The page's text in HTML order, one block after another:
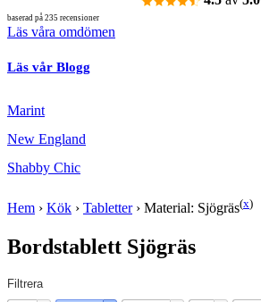
baserad på 235 recensioner
Läs våra omdömen
Läs vår Blogg
Marint
New England
Shabby Chic
Hem › Kök › Tabletter› Material: Sjögräs(x)
Bordstablett Sjögräs
Filtrera